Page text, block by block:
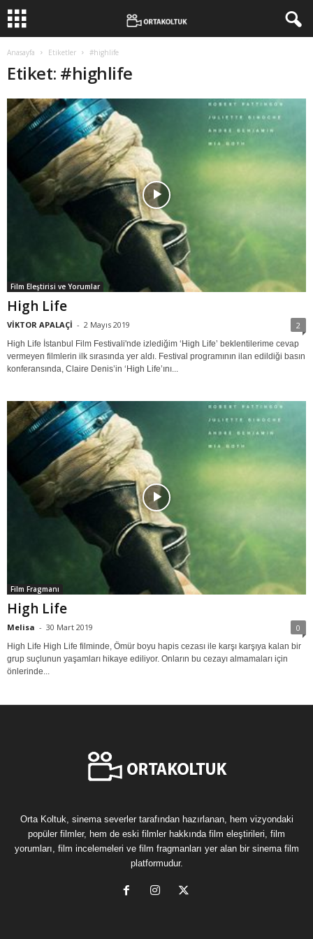
Anasayfa Etiketler #highlife
Etiket: #highlife
Film Eleştirisi ve Yorumlar
High Life
VİKTOR APALAÇİ - 2 Mayıs 2019 2
High Life İstanbul Film Festivali'nde izlediğim ‘High Life’ beklentilerime cevap
vermeyen filmlerin ilk sırasında yer aldı. Festival programının ilan edildiği basın
konferansında, Claire Denis’in ‘High Life’ını...
Film Fragmanı
High Life
Melisa - 30 Mart 2019 0
High Life High Life filminde, Ömür boyu hapis cezası ile karşı karşıya kalan bir
grup suçlunun yaşamları hikaye ediliyor. Onların bu cezayı almamaları için
önlerinde...
Orta Koltuk, sinema severler tarafından hazırlanan, hem vizyondaki
popüler filmler, hem de eski filmler hakkında film eleştirileri, film
yorumları, film incelemeleri ve film fragmanları yer alan bir sinema film
platformudur.